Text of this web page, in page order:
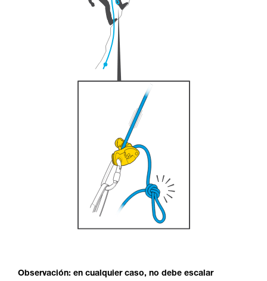
Observación: en cualquier caso, no debe escalar